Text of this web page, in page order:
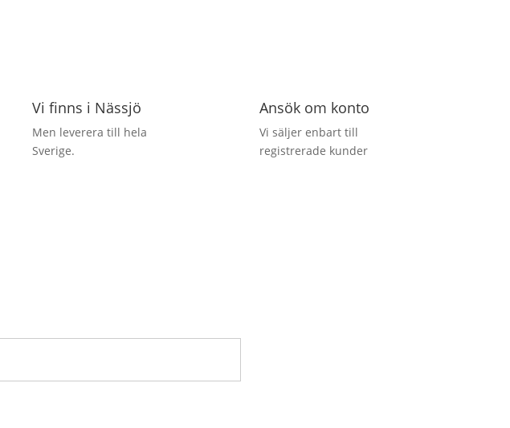
Vi finns i Nässjö
Men leverera till hela
Sverige.
Ansök om konto
Vi säljer enbart till
registrerade kunder